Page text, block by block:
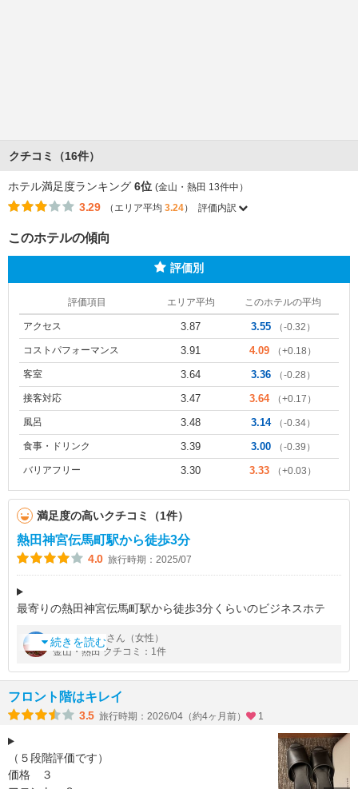
クチコミ（16件）
ホテル満足度ランキング 6位 (金山・熱田 13件中）
3.29 （エリア平均 3.24） 評価内訳
このホテルの傾向
評価別
評価項目 エリア平均 このホテルの平均
アクセス 3.87 3.55 （-0.32）
コストパフォーマンス 3.91 4.09 （+0.18）
客室 3.64 3.36 （-0.28）
接客対応 3.47 3.64 （+0.17）
風呂 3.48 3.14 （-0.34）
食事・ドリンク 3.39 3.00 （-0.39）
バリアフリー 3.30 3.33 （+0.03）
満足度の高いクチコミ（1件）
熱田神宮伝馬町駅から徒歩3分
4.0 旅行時期：2025/07
最寄りの熱田神宮伝馬町駅から徒歩3分くらいのビジネスホテ
宿泊代をおさえました。熱田神宮まで歩いて行ける距離で立地は
とても良いです。客室は、電車
続きを読む
byガッシュ さん（女性）
金山・熱田 クチコミ：1件
フロント階はキレイ
3.5 旅行時期：2026/04（約4ヶ月前） 1
（５段階評価です）
価格 ３